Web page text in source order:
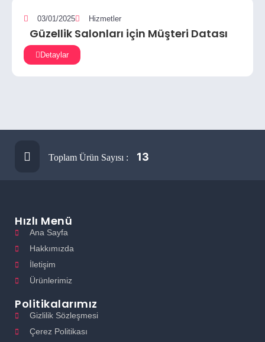
03/01/2025 Hizmetler
Güzellik Salonları için Müşteri Datası
Detaylar
Toplam Ürün Sayısı : 13
Hızlı Menü
Ana Sayfa
Hakkımızda
İletişim
Ürünlerimiz
Politikalarımız
Gizlilik Sözleşmesi
Çerez Politikası